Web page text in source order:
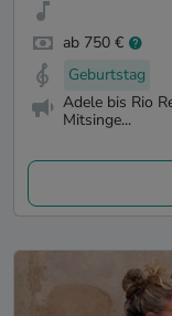
ab 750 €
Geburtstag
Adele bis Rio
Mitsinge...